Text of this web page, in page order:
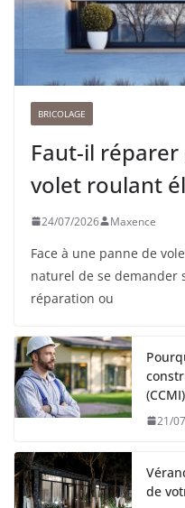
BRICOLAGE
Faut-il
volet roulant
24/07/2026 Maxence
Face à une panne de
naturel de se demander
réparation ou
21/
de